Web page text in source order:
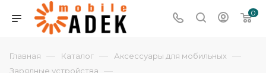
0
Главная — Каталог — Аксессуары для мобильных —
Зарядные устройства